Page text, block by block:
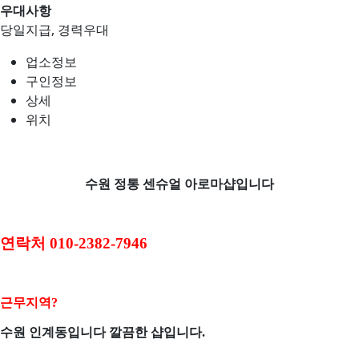
우대사항
당일지급, 경력우대
업소정보
구인정보
상세
위치
수원 정통 센슈얼 아로마샵입니다
연락처 010-2382-7946
근무지역?
수원 인계동입니다 깔끔한 샵입니다.